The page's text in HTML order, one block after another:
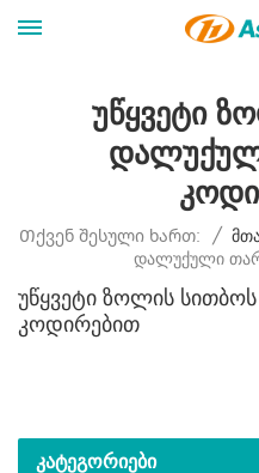
Უწყვეტი
Თქვენ Შესული Ხართ: /
Დალუქული
Უწყვეტი Ზოლის
Კოდირებით
ᲙᲐᲢᲔᲒᲝᲠᲘᲔᲑᲘ